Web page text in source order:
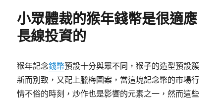
小眾體裁的猴年錢幣是很適應
長線投資的
猴年記念錢幣預設十分與眾不同，猴子的造型預設簇
新而別致，又配上臘梅圖案，當這塊記念幣的市場行
情不俗的時刻，炒作也是影響的元素之一，然而這些